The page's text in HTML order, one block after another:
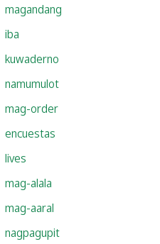
magandang
iba
kuwaderno
namumulot
mag-order
encuestas
lives
mag-alala
mag-aaral
nagpagupit